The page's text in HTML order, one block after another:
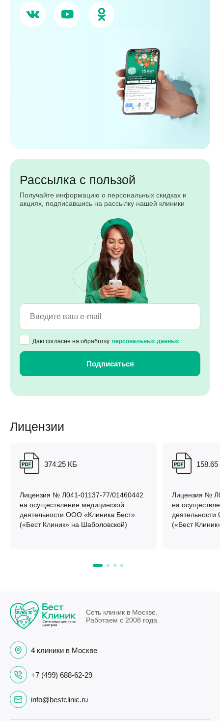
Рассылка с пользой
Получайте информацию о персональных скидках и
акциях, подписавшись на рассылку нашей клиники
Даю согласие на обработку персональных данных
Лицензии
374.25 КБ
Лицензия № Л041-01137-77/01460442
на осуществление медицинской
деятельности ООО «Клиника Бест»
(«Бест Клиник» на Шаболовской)
Лицензия №
на
(«Бест
Сеть клиник в Москве.
Работаем с 2008 года.
4 клиники в Москве
+7 (499) 688-62-29
info@bestclinic.ru